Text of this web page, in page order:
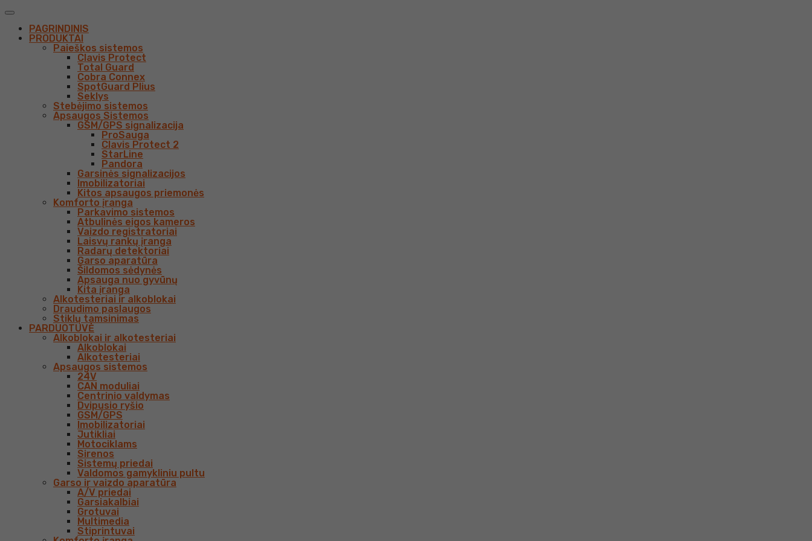
PAGRINDINIS
PRODUKTAI
Paieškos sistemos
Clavis Protect
Total Guard
Cobra Connex
SpotGuard Plius
Seklys
Stebėjimo sistemos
Apsaugos Sistemos
GSM/GPS signalizacija
ProSauga
Clavis Protect 2
StarLine
Pandora
Garsinės signalizacijos
Imobilizatoriai
Kitos apsaugos priemonės
Komforto įranga
Parkavimo sistemos
Atbulinės eigos kameros
Vaizdo registratoriai
Laisvų rankų įranga
Radarų detektoriai
Garso aparatūra
Šildomos sėdynės
Apsauga nuo gyvūnų
Kita įranga
Alkotesteriai ir alkoblokai
Draudimo paslaugos
Stiklų tamsinimas
PARDUOTUVĖ
Alkoblokai ir alkotesteriai
Alkoblokai
Alkotesteriai
Apsaugos sistemos
24V
CAN moduliai
Centrinio valdymas
Dvipusio ryšio
GSM/GPS
Imobilizatoriai
Jutikliai
Motociklams
Sirenos
Sistemų priedai
Valdomos gamykliniu pultu
Garso ir vaizdo aparatūra
A/V priedai
Garsiakalbiai
Grotuvai
Multimedia
Stiprintuvai